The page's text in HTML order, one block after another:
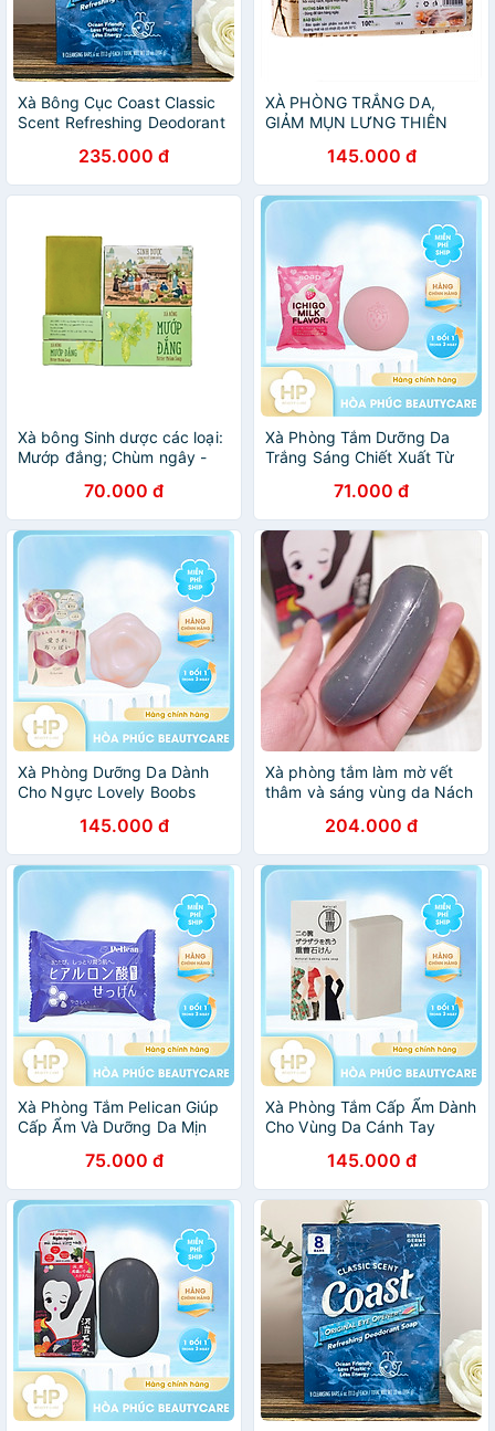
Xà Bông Cục Coast Classic
Scent Refreshing Deodorant
235.000 đ
XÀ PHÒNG TRẮNG DA,
GIẢM MỤN LƯNG THIÊN
da, Ngừa mụn lưng, sạch cơ
thể
145.000 đ
Xà bông Sinh dược các loại:
Mướp đắng; Chùm ngây -
70.000 đ
Xà Phòng Tắm Dưỡng Da
Trắng Sáng Chiết Xuất Từ
Berry Soap Strawberrry Milk
(80 G)
71.000 đ
Xà Phòng Dưỡng Da Dành
Cho Ngực Lovely Boobs
145.000 đ
Xà phòng tắm làm mờ vết
thâm và sáng vùng da Nách
204.000 đ
Xà Phòng Tắm Pelican Giúp
Cấp Ẩm Và Dưỡng Da Mịn
Acid Soap75.000 đ
Xà Phòng Tắm Cấp Ẩm Dành
Cho Vùng Da Cánh Tay
Soap 135g145.000 đ